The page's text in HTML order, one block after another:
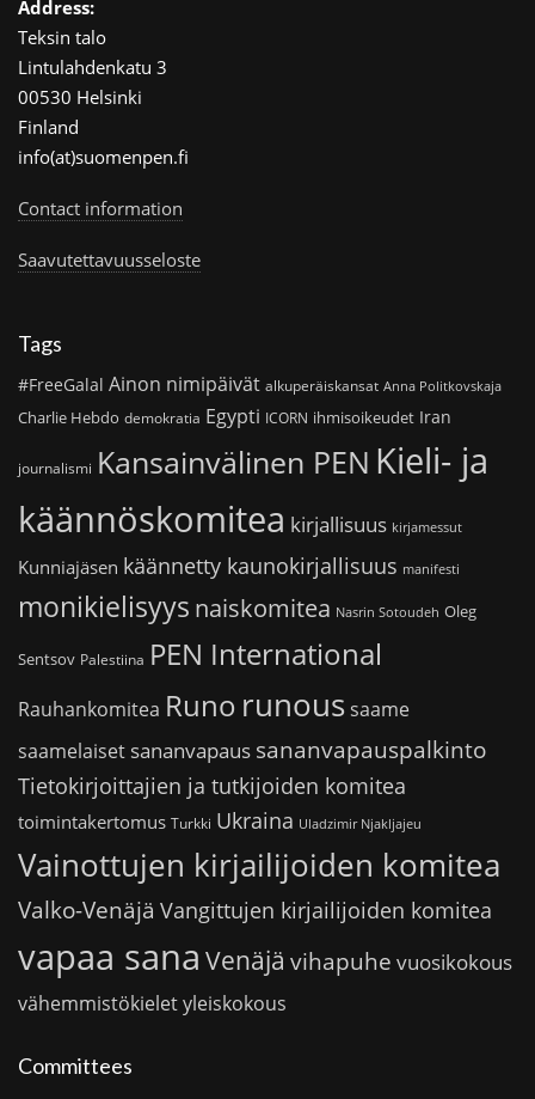
Address:
Teksin talo
Lintulahdenkatu 3
00530 Helsinki
Finland
info(at)suomenpen.fi
Contact information
Saavutettavuusseloste
Tags
#FreeGalal Ainon nimipäivät alkuperäiskansat Anna Politkovskaja
Charlie Hebdo demokratia Egypti ICORN ihmisoikeudet Iran
journalismi Kansainvälinen PEN Kieli- ja
käännöskomitea kirjallisuus kirjamessut
Kunniajäsen käännetty kaunokirjallisuus manifesti
monikielisyys naiskomitea Nasrin Sotoudeh Oleg
Sentsov Palestiina PEN International
Rauhankomitea Runo runoussaame
saamelaiset sananvapaus sananvapauspalkinto
Tietokirjoittajien ja tutkijoiden komitea
toimintakertomus Turkki Ukraina Uladzimir Njakljajeu
Vainottujen kirjailijoiden komitea
Valko-Venäjä Vangittujen kirjailijoiden komitea
vapaa sana Venäjä vihapuhe vuosikokous
vähemmistökieletyleiskokous
Committees